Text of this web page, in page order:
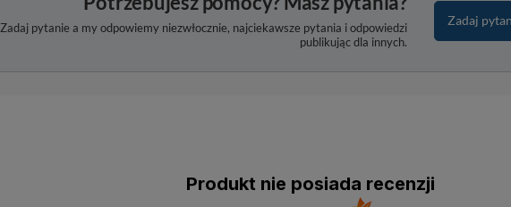
Zadaj pytanie a my odpowiemy niezwłocznie, najciekawsze pytania i odpowiedzi
publikując dla innych.
Zadaj
Produkt nie posiada recenzji